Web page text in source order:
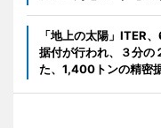
「地上の太陽」ITER
据付が行われ、３分の
た、1,400トンの精密